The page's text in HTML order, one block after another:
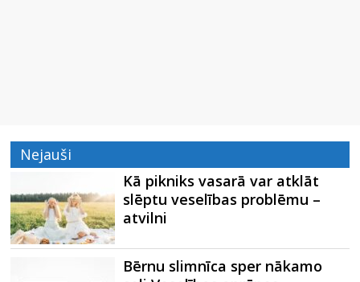
Nejauši
Kā pikniks vasarā var atklāt
slēptu veselības problēmu –
atvilni
Bērnu slimnīca sper nākamo